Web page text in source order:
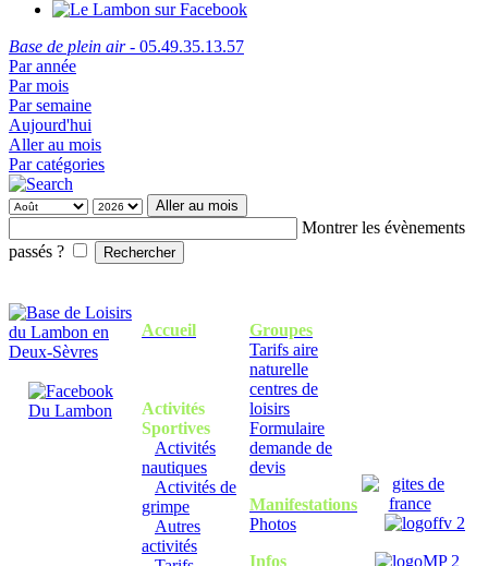
Base de plein air- 05.49.35.13.57
Par année
Par mois
Par semaine
Aujourd'hui
Aller au mois
Par catégories
Aller au mois
Montrer les évènements
passés ?
Accueil
Activités
Sportives
Activités
nautiques
Activités de
grimpe
Autres
activités
Groupes
Tarifs aire
naturelle
centres de
loisirs
Formulaire
demande de
devis
Manifestations
Photos
Infos